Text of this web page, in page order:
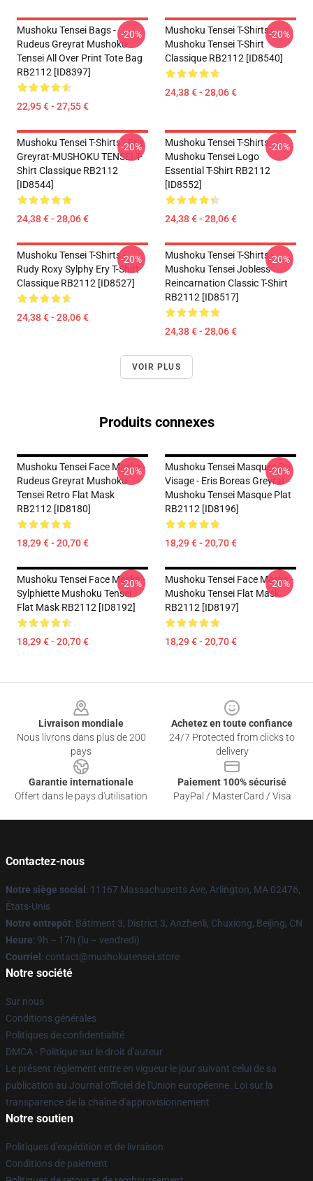
Mushoku Tensei Bags -
Rudeus Greyrat Mushoku
Tensei All Over Print Tote Bag
RB2112 [ID8397]
22,95 € - 27,55 €
-20%
Mushoku Tensei T-Shirts -
Mushoku Tensei T-Shirt
Classique RB2112 [ID8540]
24,38 € - 28,06 €
-20%
Mushoku Tensei T-Shirts - Eris
Greyrat-MUSHOKU TENSEI T-
Shirt Classique RB2112
[ID8544]
24,38 € - 28,06 €
-20%
Mushoku Tensei T-Shirts -
Mushoku Tensei Logo
Essential T-Shirt RB2112
[ID8552]
24,38 € - 28,06 €
-20%
Mushoku Tensei T-Shirts -
Rudy Roxy Sylphy Ery T-Shirt
Classique RB2112 [ID8527]
24,38 € - 28,06 €
-20%
Mushoku Tensei T-Shirts -
Mushoku Tensei Jobless
Reincarnation Classic T-Shirt
RB2112 [ID8517]
24,38 € - 28,06 €
-20%
VOIR PLUS
Produits connexes
Mushoku Tensei Face Masks -
Rudeus Greyrat Mushoku
Tensei Retro Flat Mask
RB2112 [ID8180]
18,29 € - 20,70 €
-20%
Mushoku Tensei Masques Du
Visage - Eris Boreas Greyrat -
Mushoku Tensei Masque Plat
RB2112 [ID8196]
18,29 € - 20,70 €
-20%
Mushoku Tensei Face Masks -
Sylphiette Mushoku Tensei
Flat Mask RB2112 [ID8192]
18,29 € - 20,70 €
-20%
Mushoku Tensei Face Masks -
Mushoku Tensei Flat Mask
RB2112 [ID8197]
18,29 € - 20,70 €
-20%
Livraison mondiale
Nous livrons dans plus de 200
pays
Achetez en toute confiance
24/7 Protected from clicks to
delivery
Garantie internationale
Offert dans le pays d'utilisation
Paiement 100% sécurisé
PayPal / MasterCard / Visa
Contactez-nous
Notre siège social : 11167 Massachusetts Ave, Arlington, MA 02476,
États-Unis
Notre entrepôt: Bâtiment 3, District 3, Anzhenli, Chuxiong, Beijing, CN
Heure: 9h – 17h (lu – vendredi)
Courriel : contact@mushokutensei.store
Notre société
Sur nous
Conditions générales
Politiques de confidentialité
DMCA - Politique sur le droit d'auteur
Le présent règlement entre en vigueur le jour suivant celui de sa
publication au Journal officiel de l'Union européenne. Loi sur la
transparence de la chaîne d'approvisionnement
Notre soutien
Politiques d'expédition et de livraison
Conditions de paiement